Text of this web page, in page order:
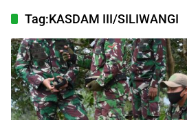
Tag:KASDAM III/SILIWANGI